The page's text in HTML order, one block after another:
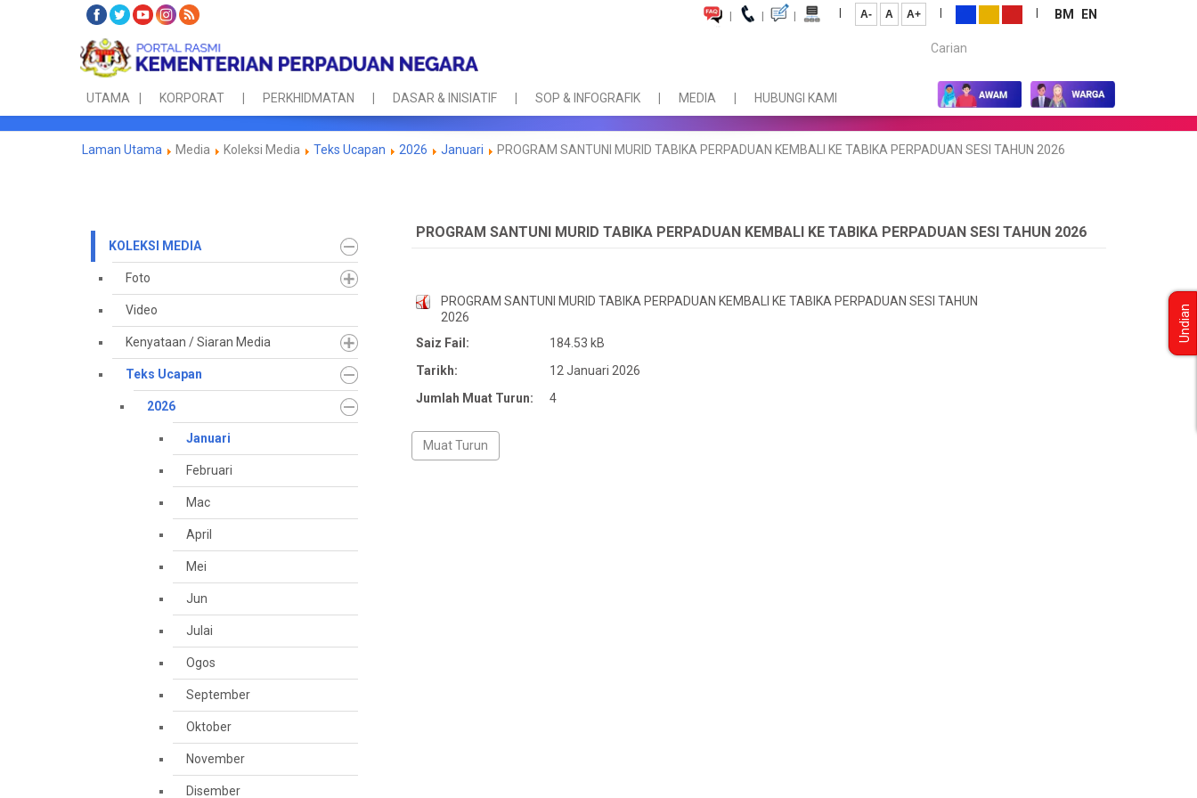
| | | | A- A A+ | | BM
EN
Carian...
UTAMA KORPORAT PERKHIDMATAN DASAR & INISIATIF SOP & INFOGRAFIK MEDIA HUBUNGI KAMI
Laman Utama Media Koleksi Media Teks Ucapan 2026 Januari PROGRAM SANTUNI MURID TABIKA PERPADUAN KEMBALI KE TABIKA PERPADUAN SESI TAHUN 2026
KOLEKSI MEDIA
Foto
Video
Kenyataan / Siaran Media
Teks Ucapan
2026
Januari
Februari
Mac
April
Mei
Jun
Julai
Ogos
September
Oktober
November
Disember
PROGRAM SANTUNI MURID TABIKA PERPADUAN KEMBALI KE TABIKA PERPADUAN SESI TAHUN 2026
PROGRAM SANTUNI MURID TABIKA PERPADUAN KEMBALI KE TABIKA PERPADUAN SESI TAHUN
2026
Saiz Fail:
184.53 kB
Tarikh:
12 Januari 2026
Jumlah Muat Turun:
4
Undian